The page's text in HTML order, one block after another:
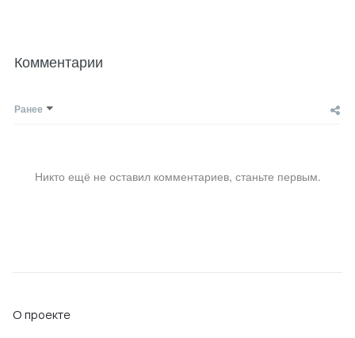
Комментарии
Ранее
Никто ещё не оставил комментариев, станьте первым.
О проекте